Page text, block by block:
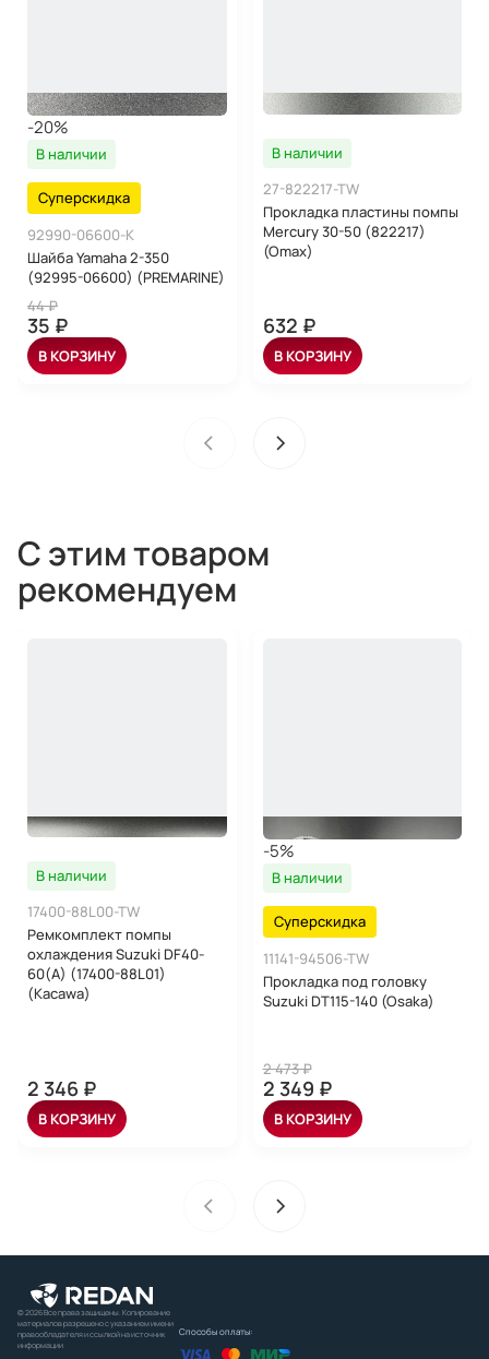
-20%
В наличии
Суперскидка
92990-06600-K
Шайба Yamaha 2-350
(92995-06600) (PREMARINE)
44 ₽
35 ₽
В КОРЗИНУ
В наличии
27-822217-TW
Прокладка пластины помпы
Mercury 30-50 (822217)
(Omax)
632 ₽
В КОРЗИНУ
С этим товаром
рекомендуем
В наличии
17400-88L00-TW
Ремкомплект помпы
охлаждения Suzuki DF40-
60(A) (17400-88L01)
(Kacawa)
2 346 ₽
В КОРЗИНУ
-5%
В наличии
Суперскидка
11141-94506-TW
Прокладка под головку
Suzuki DT115-140 (Osaka)
2 473 ₽
2 349 ₽
В КОРЗИНУ
© 2026 Все права защищены. Копирование
материалов разрешено с указанием имени
правообладателя и ссылкой на источник
информации
Способы оплаты: